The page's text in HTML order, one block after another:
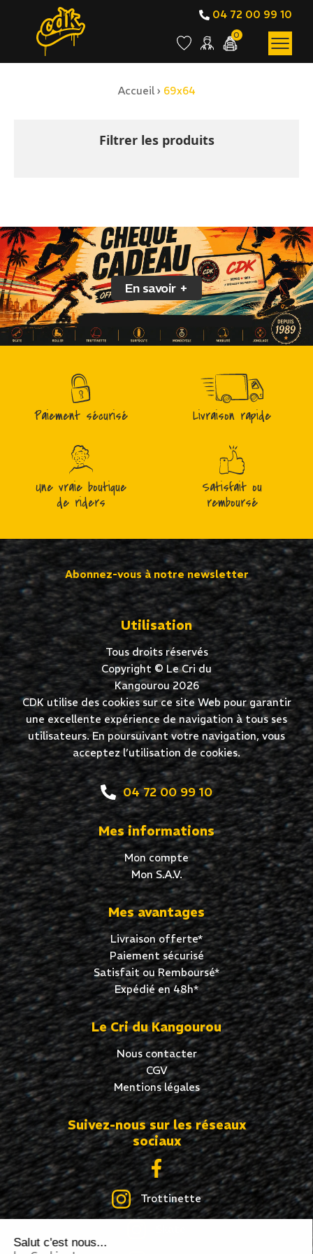
Salut c'est nous...
04 72 00 99 10
0
BOUTIQUE EN LIGNE
Accueil› 69x64
Filtrer les produits
En savoir +
Paiement sécurisé Livraison rapide
Une vraie boutique
de riders
Satisfait ou
remboursé
Abonnez-vous à notre newsletter
Utilisation
Tous droits réservés
Copyright © Le Cri du
Kangourou 2026
CDK utilise des cookies sur ce site Web pour garantir
une excellente expérience de navigation à tous ses
utilisateurs. En poursuivant votre navigation, vous
acceptez l’utilisation de cookies.
04 72 00 99 10
Mes informations
Mon compte
Mon S.A.V.
Mes avantages
Livraison offerte*
Paiement sécurisé
Satisfait ou Remboursé*
Expédié en 48h*
Le Cri du Kangourou
Nous contacter
CGV
Mentions légales
Suivez-nous sur les réseaux
sociaux
Trottinette